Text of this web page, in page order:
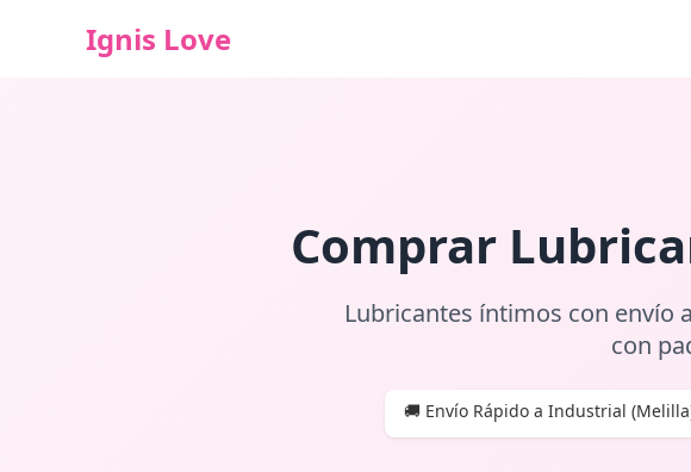
Ignis Love
Comprar
Lubricantes íntimos con envío
con
🚚 Envío Rápido a Industrial